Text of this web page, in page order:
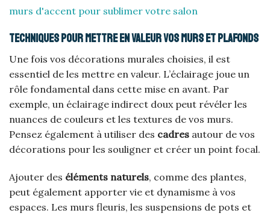
murs d'accent pour sublimer votre salon
Techniques pour mettre en valeur vos murs et plafonds
Une fois vos décorations murales choisies, il est
essentiel de les mettre en valeur. L’éclairage joue un
rôle fondamental dans cette mise en avant. Par
exemple, un éclairage indirect doux peut révéler les
nuances de couleurs et les textures de vos murs.
Pensez également à utiliser des cadres autour de vos
décorations pour les souligner et créer un point focal.
Ajouter des éléments naturels, comme des plantes,
peut également apporter vie et dynamisme à vos
espaces. Les murs fleuris, les suspensions de pots et